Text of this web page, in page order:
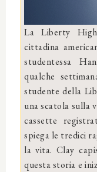
La Liberty
cittadina
studentessa
qualche
studente della
una scatola sulla
cassette
spiega le tredici
la vita. Clay
questa storia e